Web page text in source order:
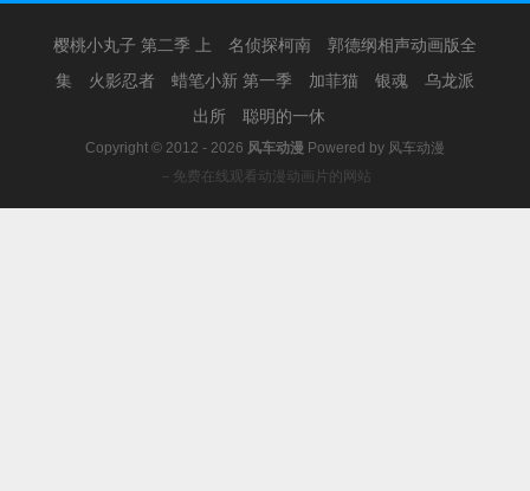
樱桃小丸子 第二季 上 名侦探柯南
郭德纲相声动画版全
集
火影忍者 蜡笔小新 第一季 加菲猫 银魂
乌龙派
出所
聪明的一休
Copyright © 2012 - 2026 风车动漫 Powered by 风车动漫
－免费在线观看动漫动画片的网站